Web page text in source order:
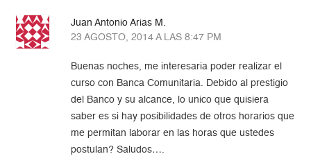
Juan Antonio Arias M.
23 AGOSTO, 2014 A LAS 8:47 PM
Buenas noches, me interesaria poder realizar el
curso con Banca Comunitaria. Debido al prestigio
del Banco y su alcance, lo unico que quisiera
saber es si hay posibilidades de otros horarios que
me permitan laborar en las horas que ustedes
postulan? Saludos….